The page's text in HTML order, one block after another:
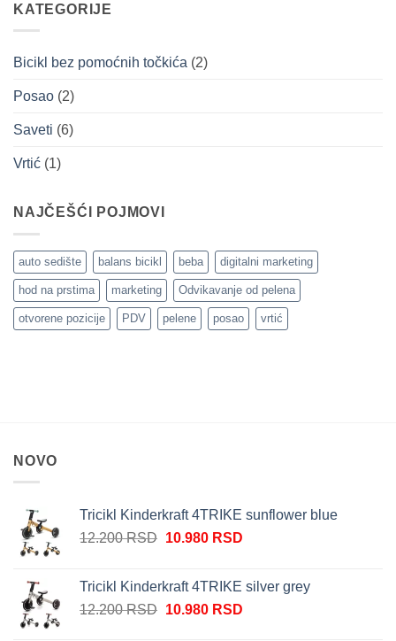
KATEGORIJE
Bicikl bez pomoćnih točkića (2)
Posao (2)
Saveti (6)
Vrtić (1)
NAJČEŠĆI POJMOVI
auto sedište balans bicikl beba digitalni marketing
hod na prstima marketing Odvikavanje od pelena
otvorene pozicije PDV pelene posao vrtić
NOVO
Tricikl Kinderkraft 4TRIKE sunflower blue
12.200RSD Originalna
bila:
12.200 RSD.
10.980 RSDTrenutna
10.980 RSD.
Tricikl Kinderkraft 4TRIKE silver grey
12.200RSD Originalna
10.980 RSDTrenutna